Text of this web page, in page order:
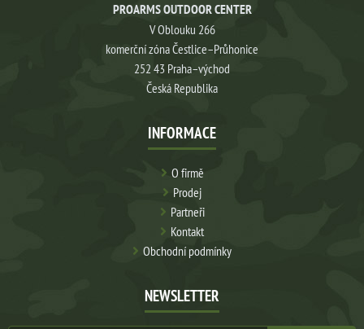
PROARMS OUTDOOR CENTER
V Oblouku 266
komerční zóna Čestlice–Průhonice
252 43 Praha–východ
Česká Republika
INFORMACE
O firmě
Prodej
Partneři
Kontakt
Obchodní podmínky
NEWSLETTER